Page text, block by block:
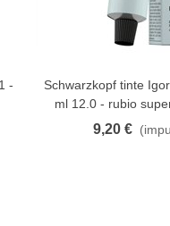
-
FAVORITO
Schwarzkopf tinte
ml 12.0 - rubio
9,20 €